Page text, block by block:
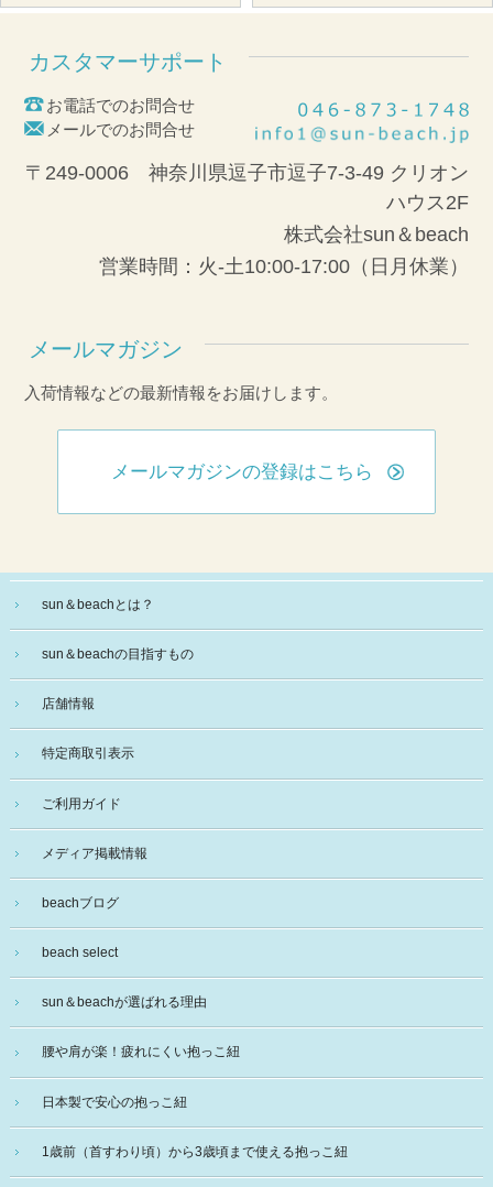
カスタマーサポート
お電話でのお問合せ
メールでのお問合せ
〒249-0006 神奈川県逗子市逗子7-3-49 クリオン
ハウス2F
株式会社sun＆beach
営業時間：火-土10:00-17:00（日月休業）
メールマガジン
入荷情報などの最新情報をお届けします。
メールマガジンの登録はこちら
sun＆beachとは？
sun＆beachの目指すもの
店舗情報
特定商取引表示
ご利用ガイド
メディア掲載情報
beachブログ
beach select
sun＆beachが選ばれる理由
腰や肩が楽！疲れにくい抱っこ紐
日本製で安心の抱っこ紐
1歳前（首すわり頃）から3歳頃まで使える抱っこ紐